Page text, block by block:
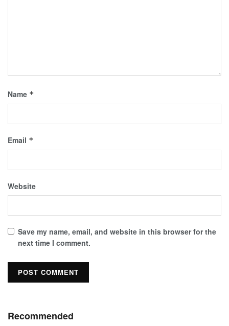
Name *
Email *
Website
Save my name, email, and website in this browser for the
next time I comment.
Recommended